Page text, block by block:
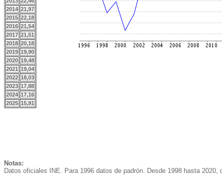
2014 21,97
2015 22,18
2016 21,54
2017 21,51
2018 20,18
2019 19,90
2020 19,48
2021 19,04
2022 18,03
2023 17,88
2024 17,16
2025 15,91
Notas:
Datos oficiales INE. Para 1996 datos de padrón. Desde 1998 hasta